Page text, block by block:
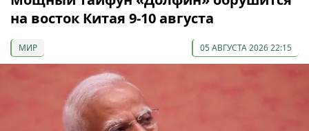
на восток Китая 9-10 августа
МИР 05 АВГУСТА 2026 22:15